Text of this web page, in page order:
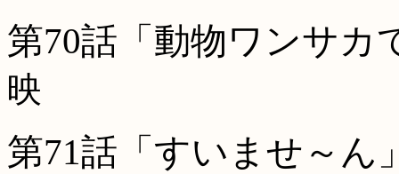
第70話「動物ワンサカ
映
第71話「すいませ～ん